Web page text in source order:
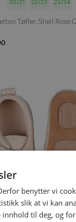
Størrelse
20/21 22/23 23/24
Tøfler, Shell Rose
til
benytter vi
slik at vi kan
til deg, og